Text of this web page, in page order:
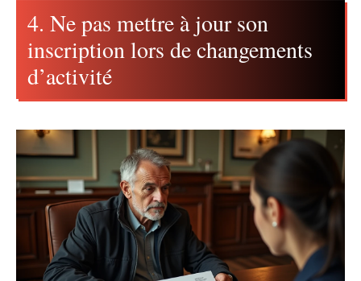
4. Ne pas mettre à jour son
inscription lors de changements
d’activité